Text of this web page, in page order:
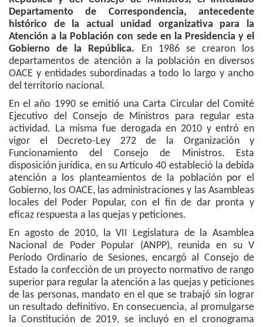
Departamento de Correspondencia, antecedente
histórico de la actual unidad organizativa para la
Atención a la Población con sede en la Presidencia y el
Gobierno de la República. En 1986 se crearon los
departamentos de atención a la población en diversos
OACE y entidades subordinadas a todo lo largo y ancho
del territorio nacional.
En el año 1990 se emitió una Carta Circular del Comité
Ejecutivo del Consejo de Ministros para regular esta
actividad. La misma fue derogada en 2010 y entró en
vigor el Decreto-Ley 272 de la Organización y
Funcionamiento del Consejo de Ministros. Esta
disposición jurídica, en su Artículo 40 estableció la debida
atención a los planteamientos de la población por el
Gobierno, los OACE, las administraciones y las Asambleas
locales del Poder Popular, con el fin de dar pronta y
eficaz respuesta a las quejas y peticiones.
En agosto de 2010, la VII Legislatura de la Asamblea
Nacional de Poder Popular (ANPP), reunida en su V
Período Ordinario de Sesiones, encargó al Consejo de
Estado la confección de un proyecto normativo de rango
superior para regular la atención a las quejas y peticiones
de las personas, mandato en el que se trabajó sin lograr
un resultado definitivo. En consecuencia, al promulgarse
la Constitución de 2019, se incluyó en el cronograma